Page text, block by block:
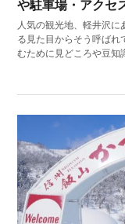
や駐車場・アクセ
人気の観光地、軽井沢
る見た目からそう呼ばれ
むために見どころや豆知